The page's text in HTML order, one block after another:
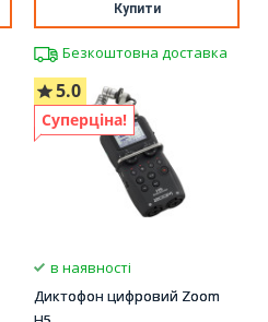
Купити
Безкоштовна доставка
5.0
Суперціна!
в наявності
Диктофон цифровий Zoom